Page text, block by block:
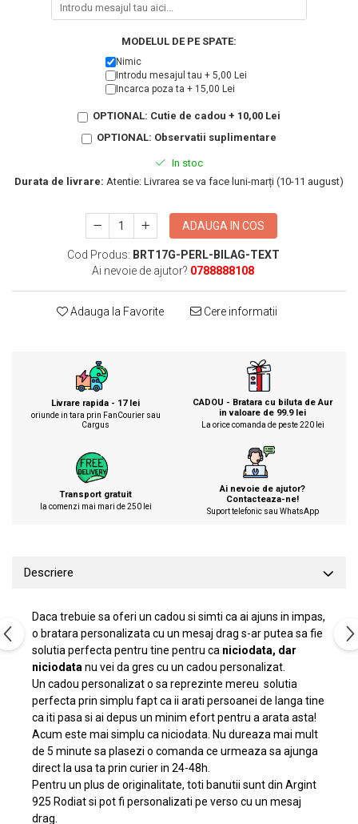
Pentru tata
Brelocuri cu mesaje amuzante
Cadouri pentru parinti de Craciun
40 ani
MODELUL DE PE SPATE:
Nimic
Introdu mesajul tau + 5,00 Lei
Incarca poza ta + 15,00 Lei
OPTIONAL: Cutie de cadou + 10,00 Lei
OPTIONAL: Observatii suplimentare
In stoc
Durata de livrare: Atentie: Livrarea se va face luni-marți (10-11 august)
ADAUGA IN COS
Cod Produs: BRT17G-PERL-BILAG-TEXT
Ai nevoie de ajutor? 0788888108
Adauga la Favorite Cere informatii
Livrare rapida - 17 lei
oriunde in tara prin FanCourier sau
Cargus
CADOU - Bratara cu biluta de Aur
in valoare de 99.9 lei
La orice comanda de peste 220 lei
Transport gratuit
la comenzi mai mari de 250 lei
Ai nevoie de ajutor?
Contacteaza-ne!
Suport telefonic sau WhatsApp
Descriere
Daca trebuie sa oferi un cadou si simti ca ai ajuns in impas,
o bratara personalizata cu un mesaj drag s-ar putea sa fie
solutia perfecta pentru tine pentru ca niciodata, dar
niciodata nu vei da gres cu un cadou personalizat.
Un cadou personalizat o sa reprezinte mereu solutia
perfecta prin simplu fapt ca ii arati persoanei de langa tine
ca iti pasa si ai depus un minim efort pentru a arata asta!
Acum este mai simplu ca niciodata. Nu dureaza mai mult
de 5 minute sa plasezi o comanda ce urmeaza sa ajunga
direct la usa ta prin curier in 24-48h.
Pentru un plus de originalitate, toti banutii sunt din Argint
925 Rodiat si pot fi personalizati pe verso cu un mesaj
drag.